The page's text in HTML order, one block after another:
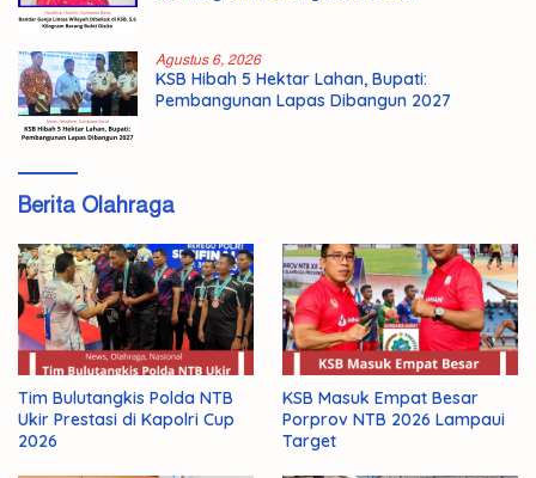
Agustus 6, 2026
KSB Hibah 5 Hektar Lahan, Bupati:
Pembangunan Lapas Dibangun 2027
Berita Olahraga
Tim Bulutangkis Polda NTB
Ukir Prestasi di Kapolri Cup
2026
KSB Masuk Empat Besar
Porprov NTB 2026 Lampaui
Target